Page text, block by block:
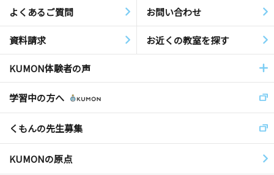
よくあるご質問 お問い合わせ
資料請求 お近くの教室を探す
KUMON体験者の声
学習中の方へ
くもんの先生募集
KUMONの原点